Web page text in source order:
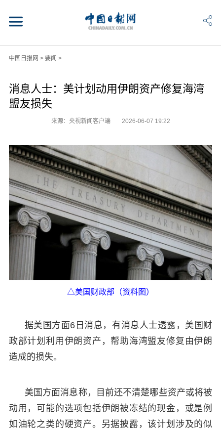
中国日报网 > 要闻 >
消息人士：美计划动用伊朗资产修复海湾
盟友损失
来源：央视新闻客户端 2026-06-07 19:22
△美国财政部（资料图）
据美国方面6日消息，有消息人士透露，美国财
政部计划利用伊朗资产，帮助海湾盟友修复由伊朗
造成的损失。
美国方面消息称，目前还不清楚哪些资产或将被
动用，可能的选项包括伊朗被冻结的现金，或是例
如油轮之类的硬资产。另据披露，该计划涉及的似